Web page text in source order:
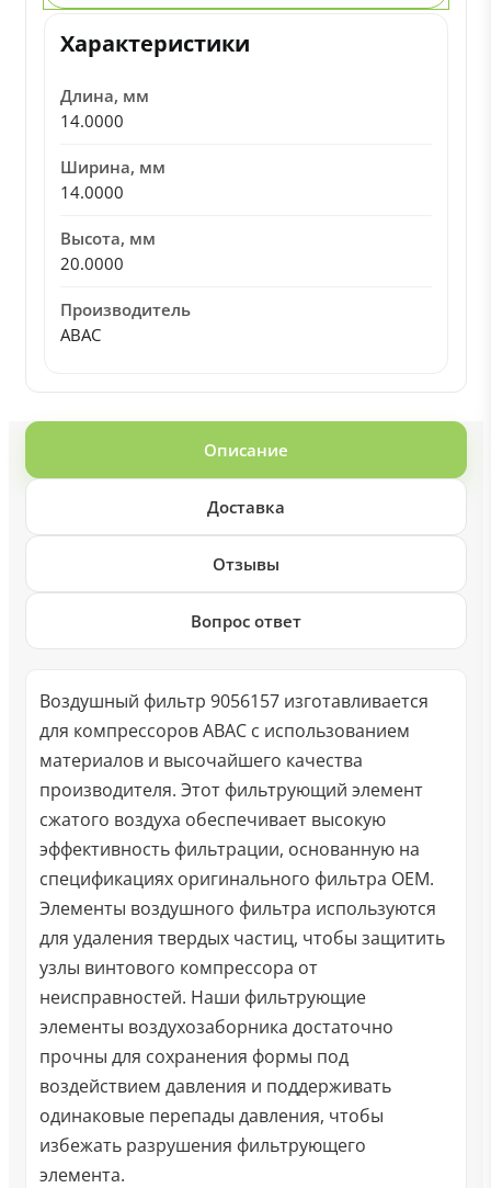
Характеристики
Длина, мм
14.0000
Ширина, мм
14.0000
Высота, мм
20.0000
Производитель
ABAC
Описание
Доставка
Отзывы
Вопрос ответ
Воздушный фильтр 9056157 изготавливается
для компрессоров ABAC с использованием
материалов и высочайшего качества
производителя. Этот фильтрующий элемент
сжатого воздуха обеспечивает высокую
эффективность фильтрации, основанную на
спецификациях оригинального фильтра OEM.
Элементы воздушного фильтра используются
для удаления твердых частиц, чтобы защитить
узлы винтового компрессора от
неисправностей. Наши фильтрующие
элементы воздухозаборника достаточно
прочны для сохранения формы под
воздействием давления и поддерживать
одинаковые перепады давления, чтобы
избежать разрушения фильтрующего
элемента.